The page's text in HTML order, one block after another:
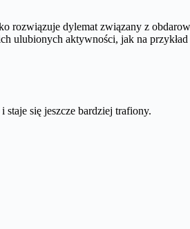
rozwiązuje dylemat związany z
ulubionych aktywności, jak na
staje się jeszcze bardziej trafiony.